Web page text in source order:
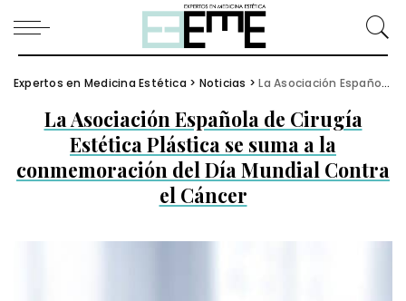
Expertos en Medicina Estética > Noticias >La Asociación Española de Cirugía Estética Plástica se suma a la conmemoración del Día Mundial Contra el Cáncer
La Asociación Española de Cirugía
Estética Plástica se suma a la
conmemoración del Día Mundial Contra
el Cáncer